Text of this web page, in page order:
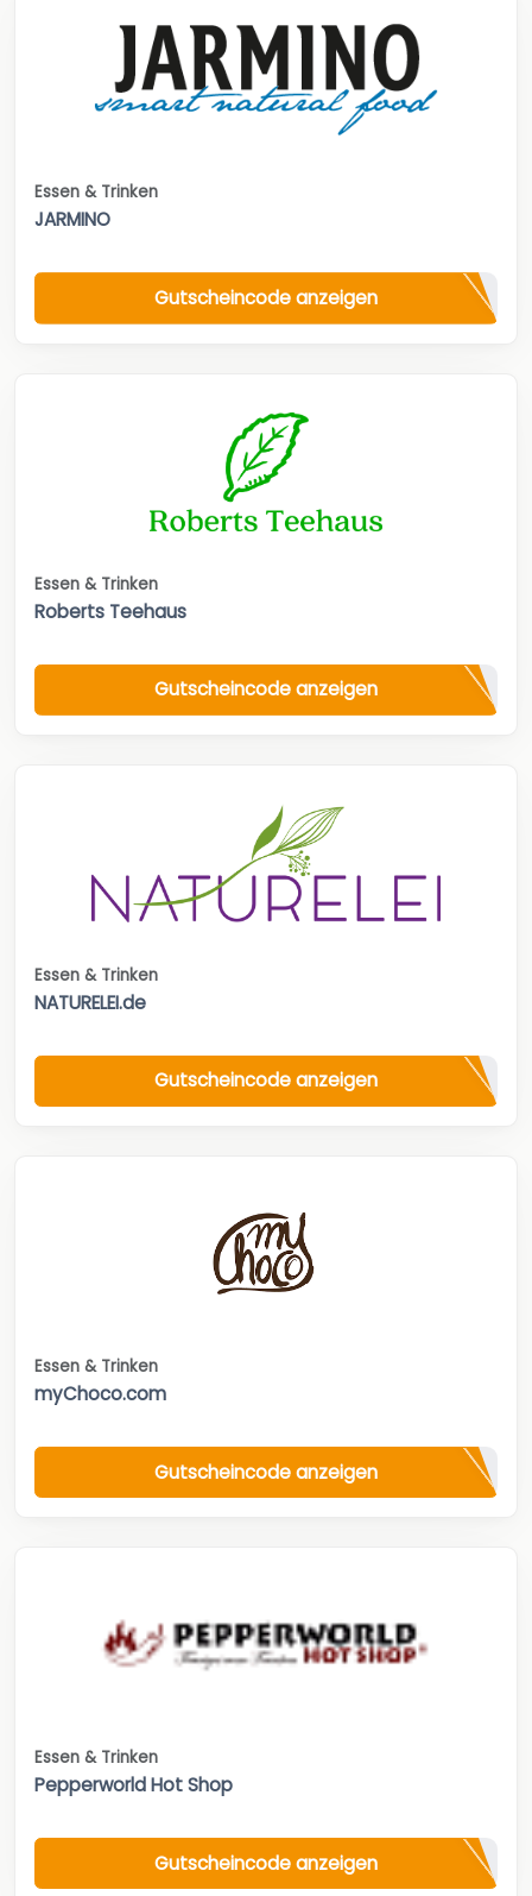
Essen & Trinken
JARMINO
Gutscheincode anzeigen
Essen & Trinken
Roberts Teehaus
Gutscheincode anzeigen
Essen & Trinken
NATURELEI.de
Gutscheincode anzeigen
Essen & Trinken
myChoco.com
Gutscheincode anzeigen
Essen & Trinken
Pepperworld Hot Shop
Gutscheincode anzeigen